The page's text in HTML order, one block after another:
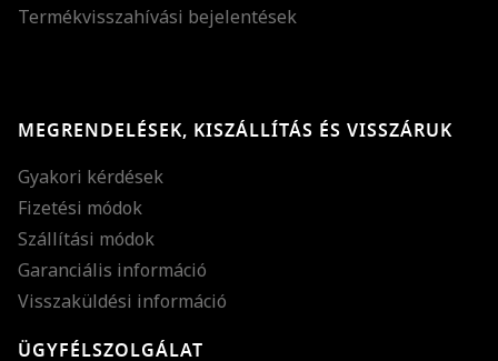
Termékvisszahívási bejelentések
MEGRENDELÉSEK, KISZÁLLÍTÁS ÉS VISSZÁRUK
Gyakori kérdések
Fizetési módok
Szállítási módok
Garanciális információ
Visszaküldési információ
ÜGYFÉLSZOLGÁLAT